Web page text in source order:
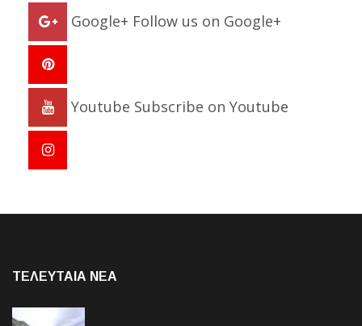
Google+ Follow us on Google+
Youtube Subscribe on Youtube
ΤΕΛΕΥΤΑΙΑ NEA